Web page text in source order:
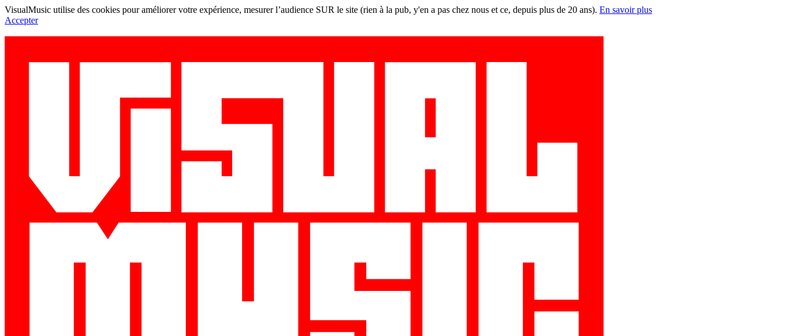
VisualMusic utilise des cookies pour améliorer votre expérience, mesurer l’audience SUR le site (rien à la pub, y'en a pas chez nous et ce, depuis plus de 20 ans). En savoir plus
Accepter